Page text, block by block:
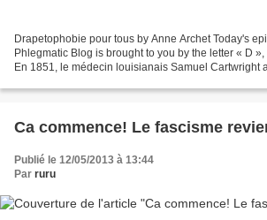
Drapetophobie pour tous by Anne Archet Today's
Phlegmatic Blog is brought to you by the letter « D
En 1851, le médecin louisianais Samuel Cartwright
Ca commence! Le fascisme
Publié le 12/05/2013 à 13:44
Par ruru